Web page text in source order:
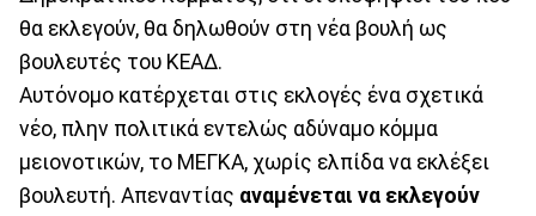
θα εκλεγούν, θα δηλωθούν στη νέα βουλή ως
βουλευτές του ΚΕΑΔ.
Αυτόνομο κατέρχεται στις εκλογές ένα σχετικά
νέο, πλην πολιτικά εντελώς αδύναμο κόμμα
μειονοτικών, το ΜΕΓΚΑ, χωρίς ελπίδα να εκλέξει
βουλευτή. Απεναντίας αναμένεται να εκλεγούν